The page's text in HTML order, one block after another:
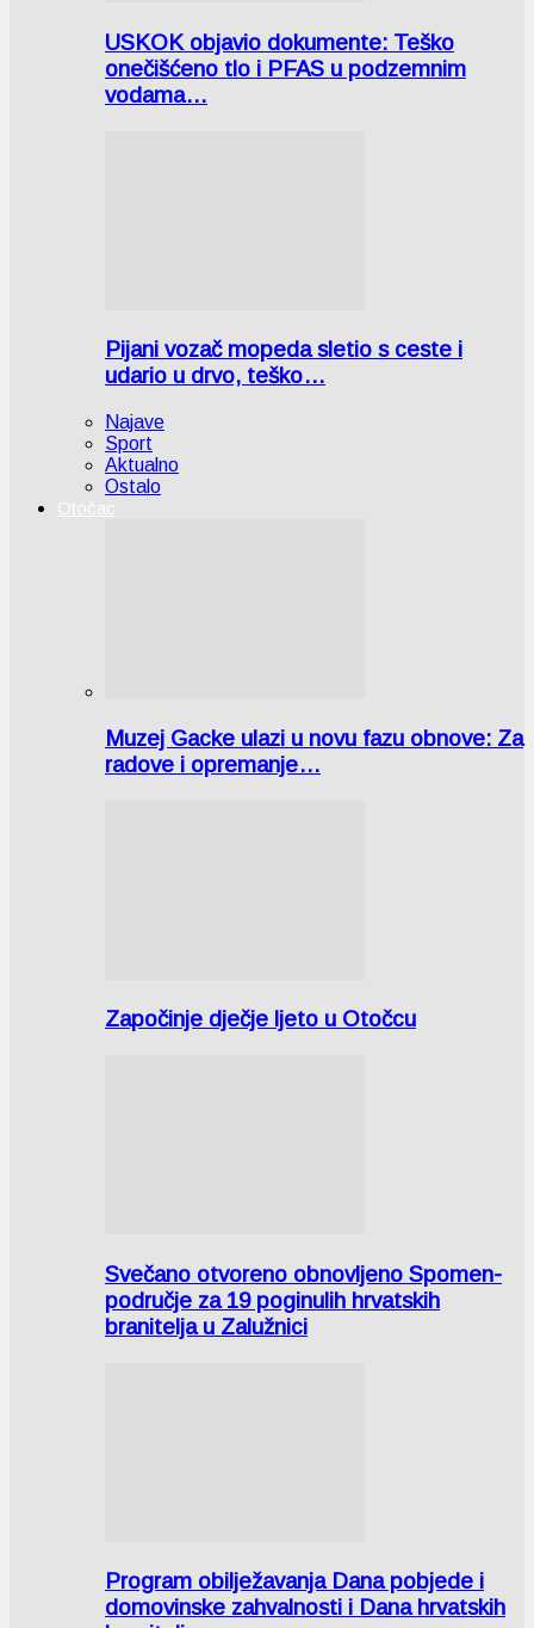
USKOK objavio dokumente: Teško
onečišćeno tlo i PFAS u podzemnim
vodama…
Pijani vozač mopeda sletio s ceste i
udario u drvo, teško…
Najave
Sport
Aktualno
Ostalo
Otočac
Muzej Gacke ulazi u novu fazu obnove: Za
radove i opremanje…
Započinje dječje ljeto u Otočcu
Svečano otvoreno obnovljeno Spomen-
područje za 19 poginulih hrvatskih
branitelja u Zalužnici
Program obilježavanja Dana pobjede i
domovinske zahvalnosti i Dana hrvatskih